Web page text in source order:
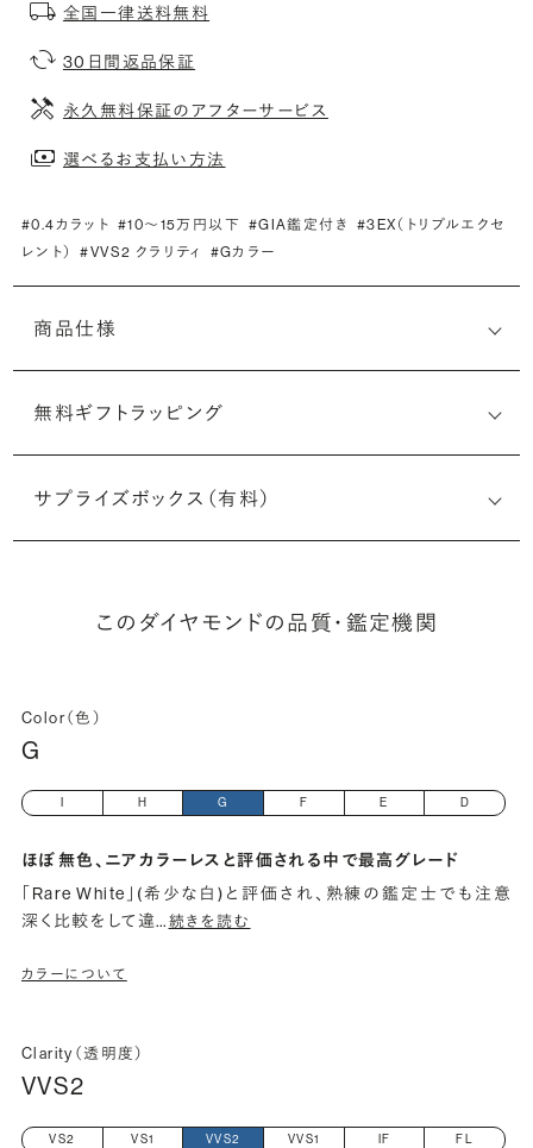
全国一律送料無料
30日間返品保証
永久無料保証のアフターサービス
選べるお支払い方法
#0.4カラット #10〜15万円以下 #GIA鑑定付き #3EX（トリプルエクセ
レント）
#VVS2 クラリティ #Gカラー
商品仕様
無料ギフトラッピング
サプライズボックス（有料）
このダイヤモンドの品質・鑑定機関
Color（色）
G
H G F E D
ほぼ無色、ニアカラーレスと評価される中で最高グレード
「Rare White」(希少な白)と評価され、熟練の鑑定士でも注意
深く比較をして違…続きを読む
カラーについて
Clarity（透明度）
VVS2
VS2 VS1 VVS2 VVS1 IF FL